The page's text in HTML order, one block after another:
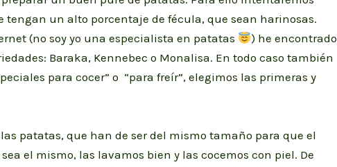
tengan un alto porcentaje de fécula, que sean harinosas.
(no soy yo una especialista en patatas
) he encontrado
Baraka, Kennebec o Monalisa. En todo caso también
para cocer” o “para freír”, elegimos las primeras y
patatas, que han de ser del mismo tamaño para que el
el mismo, las lavamos bien y las cocemos con piel. De